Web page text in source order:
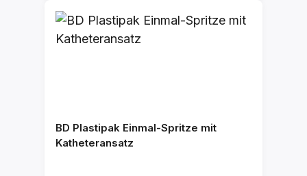
BD Plastipak Einmal-Spritze mit
Katheteransatz